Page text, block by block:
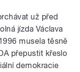
už před
jízda Václava
musela těsně
přepustit křeslo
demokracie